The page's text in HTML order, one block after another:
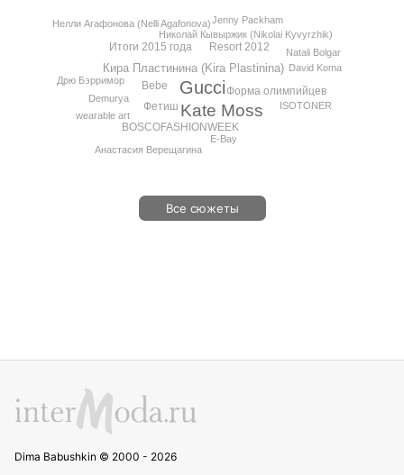
Gucci
Kate Moss
Кира Пластинина (Kira Plastinina)
BOSCOFASHIONWEEK
Bebe Форма олимпийцев
Resort 2012
Фетиш
Итоги 2015 года
Demurya
Николай Кывыржик (Nikolai Kyvyrzhik)
E-Bay
Jenny Packham
ISOTONER
Анастасия Верещагина
David Koma
Нелли Агафонова (Nelli Agafonova)
Дрю Бэрримор
Natali Bolgar
wearable art
Все сюжеты
Dima Babushkin © 2000 - 2026